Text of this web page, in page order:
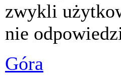
zwykli
nie
Góra